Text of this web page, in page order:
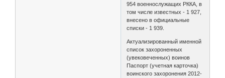
954 военнослужащих РККА, в
том числе известных - 1 927,
внесено в официальные
списки - 1 939.
Актуализированный именной
список захороненных
(увековеченных) воинов
Паспорт (учетная карточка)
воинского захоронения 2012-